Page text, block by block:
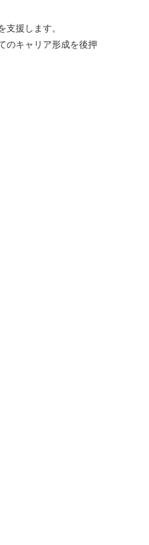
援します。
のキャリア形成を後押